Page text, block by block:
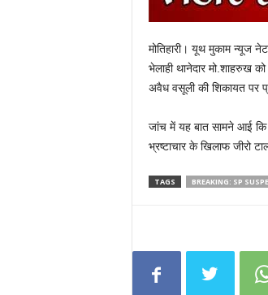
मोतिहारी। यूथ मुकाम न्यूज
भेलाही थानेदार मो.शाहरुख को
अवैध वसूली की शिकायत पर
जांच में यह बात सामने आई कि
भ्रष्टाचार के खिलाफ जीरो
TAGS BREAKING: SP